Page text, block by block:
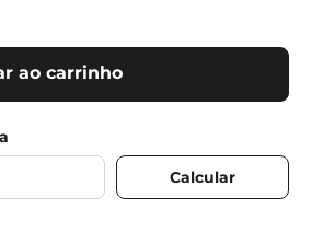
ao carrinho